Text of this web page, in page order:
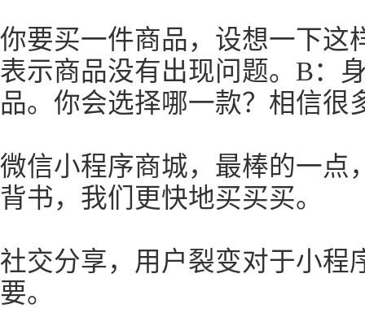
你要买一件商品，设想一下这
表示商品没有出现问题。B：
品。你会选择哪一款？相信很
微信小程序商城，最棒的一点
背书，我们更快地买买买。
社交分享，用户裂变对于小程
要。